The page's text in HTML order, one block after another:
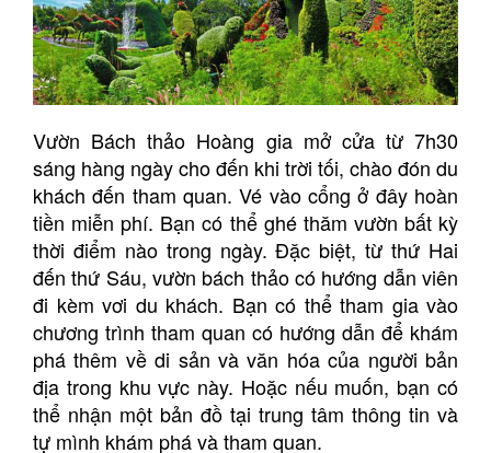
Vườn Bách thảo Hoàng gia mở cửa từ 7h30
sáng hàng ngày cho đến khi trời tối, chào đón du
khách đến tham quan. Vé vào cổng ở đây hoàn
tiền miễn phí. Bạn có thể ghé thăm vườn bất kỳ
thời điểm nào trong ngày. Đặc biệt, từ thứ Hai
đến thứ Sáu, vườn bách thảo có hướng dẫn viên
đi kèm vơi du khách. Bạn có thể tham gia vào
chương trình tham quan có hướng dẫn để khám
phá thêm về di sản và văn hóa của người bản
địa trong khu vực này. Hoặc nếu muốn, bạn có
thể nhận một bản đồ tại trung tâm thông tin và
tự mình khám phá và tham quan.